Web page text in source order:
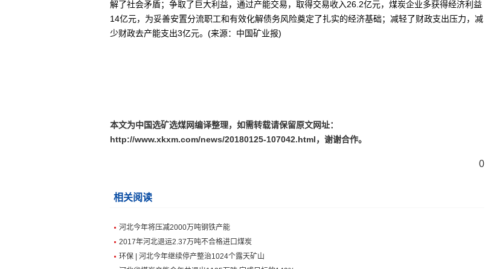
解了社会矛盾；争取了巨大利益，通过产能交易，取得交易收入26.2亿元，煤炭企业多获得经济利益
14亿元，为妥善安置分流职工和有效化解债务风险奠定了扎实的经济基础；减轻了财政支出压力，减
少财政去产能支出3亿元。(来源：中国矿业报)
本文为中国选矿选煤网编译整理，如需转载请保留原文网址：
http://www.xkxm.com/news/20180125-107042.html，谢谢合作。
0
相关阅读
河北今年将压减2000万吨钢铁产能
2017年河北退运2.37万吨不合格进口煤炭
环保 | 河北今年继续停产整治1024个露天矿山